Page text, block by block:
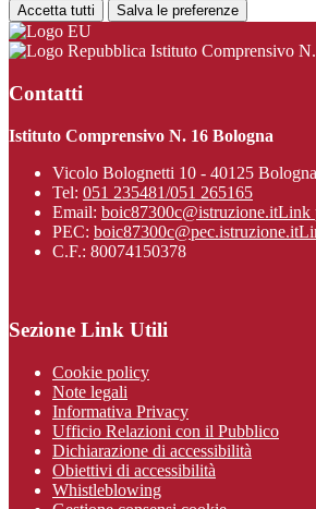
Accetta tutti Salva le preferenze
Istituto Comprensivo
Contatti
Istituto Comprensivo N. 16 Bologna
Vicolo Bolognetti 10 - 40125
Tel: 051 235481/051 265165
Email: boic87300c@istruzione.itLink
PEC: boic87300c@pec.istruzione.it
C.F.: 80074150378
Sezione Link Utili
Cookie policy
Note legali
Informativa Privacy
Ufficio Relazioni con il Pubblico
Dichiarazione di accessibilità
Obiettivi di accessibilità
Whistleblowing